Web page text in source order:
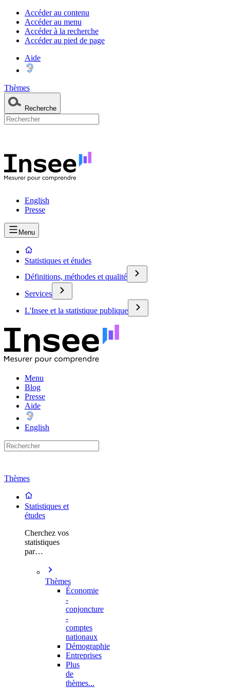
Accéder au contenu
Accéder au menu
Accéder à la recherche
Accéder au pied de page
Aide
Thèmes
Recherche
English
Presse
Menu
Statistiques et études
Définitions, méthodes et qualité
Services
L'Insee et la statistique publique
Menu
Blog
Presse
Aide
English
Thèmes
Statistiques et
études
Cherchez vos
statistiques
par…
Thèmes
Économie
-
conjoncture
-
comptes
nationaux
Démographie
Entreprises
Plus
de
thèmes...